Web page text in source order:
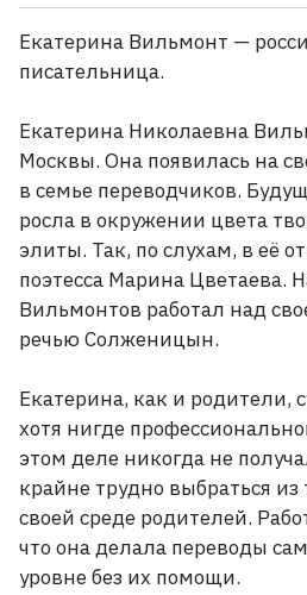
Экранизации
Коллекции
Екатерина Вильмонт —
писательница.
Екатерина Николаевна
Москвы. Она появилась на
в семье переводчиков.
росла в окружении цвета
элиты. Так, по слухам, в её
поэтесса Марина Цветаева.
Вильмонтов работал над
речью Солженицын.
Екатерина, как и родители,
хотя нигде
этом деле никогда не
крайне трудно выбраться
своей среде родителей.
что она делала переводы
уровне без их помощи.